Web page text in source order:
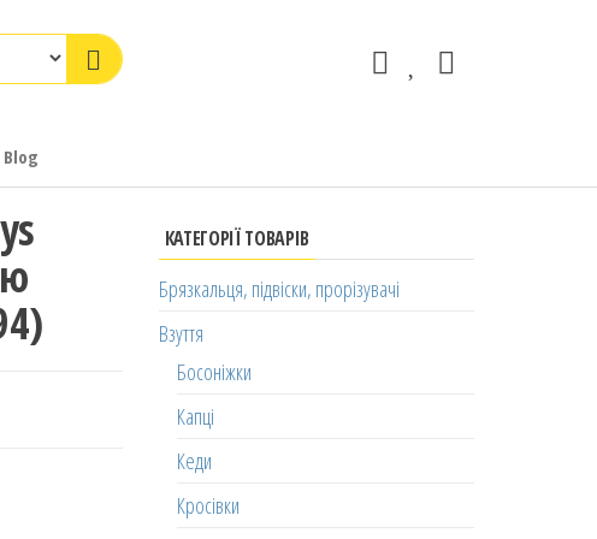
Blog
КАТЕГОРІЇ ТОВАРІВ
Брязкальця, підвіски, прорізувачі
Взуття
Босоніжки
Капці
Кеди
Кросівки